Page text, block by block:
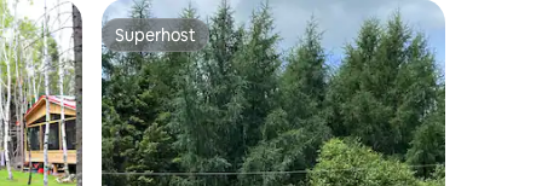
Superhost
Superhost